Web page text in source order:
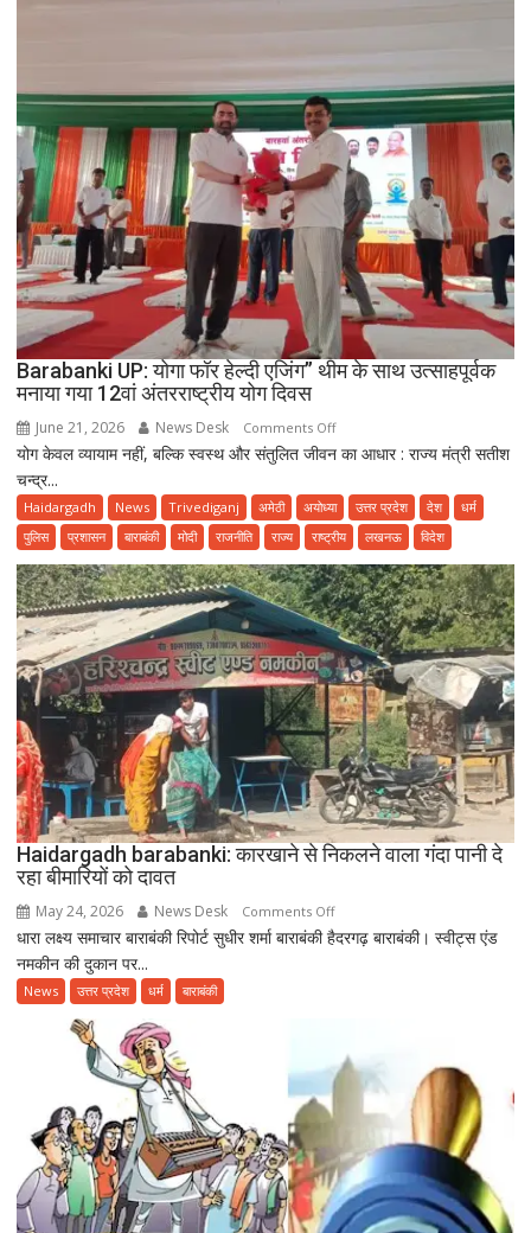
Barabanki UP: योगा फॉर हेल्दी एजिंग” थीम के साथ उत्साहपूर्वक
मनाया गया 12वां अंतरराष्ट्रीय योग दिवस
June 21, 2026 News Desk Comments Offon
Barabanki
योगा
फॉर
एजिंग”
थीम
के
साथ
उत्साहपूर्वक
मनाया
गया
12वां
अंतरराष्ट्रीय
योग
दिवस
योग केवल व्यायाम नहीं, बल्कि स्वस्थ और संतुलित जीवन का आधार : राज्य मंत्री सतीश
चन्द्र...
Haidargadh News Trivediganj अमेठी अयोध्या उत्तर प्रदेश देश
धर्म
पुलिस
प्रशासन बाराबंकी मोदी राजनीति राज्य राष्ट्रीय लखनऊ विदेश
Haidargadh barabanki: कारखाने से निकलने वाला गंदा पानी दे
रहा बीमारियों को दावत
May 24, 2026 News Desk Comments Offon
Haidargadh
वाला
गंदा
रहा
बीमारियों
को
धारा लक्ष्य समाचार बाराबंकी रिपोर्ट सुधीर शर्मा बाराबंकी हैदरगढ़ बाराबंकी। स्वीट्स एंड
नमकीन की दुकान पर...
News उत्तर प्रदेश धर्म बाराबंकी